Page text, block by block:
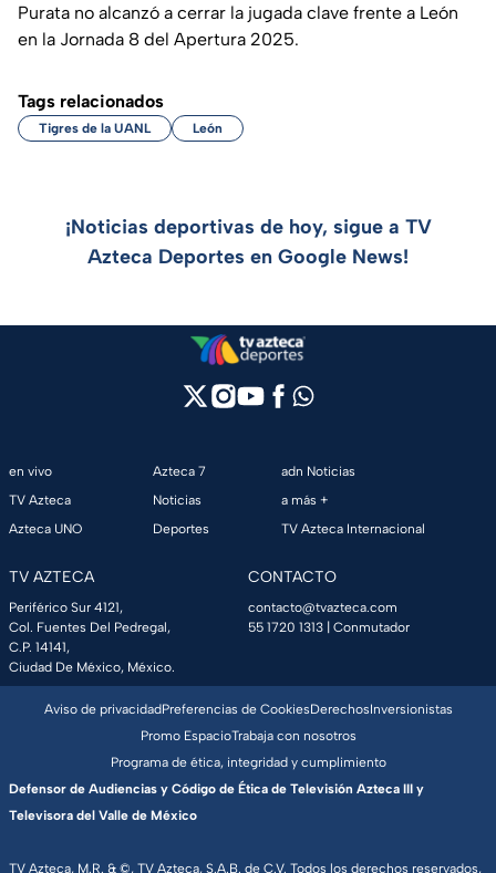
Purata no alcanzó a cerrar la jugada clave frente a León
en la Jornada 8 del Apertura 2025.
Tags relacionados
Tigres de la UANL León
¡Noticias deportivas de hoy, sigue a TV
Azteca Deportes en Google News!
en vivo
TV Azteca
Azteca UNO
Azteca 7
Noticias
Deportes
adn Noticias
a más +
TV Azteca Internacional
TV AZTECA
Periférico Sur 4121,
Col. Fuentes Del Pedregal,
C.P. 14141,
Ciudad De México, México.
CONTACTO
contacto@tvazteca.com
55 1720 1313 | Conmutador
TV Azteca, M.R. & ©, TV Azteca, S.A.B. de C.V. Todos los derechos reservados,
Aviso de privacidadPreferencias de CookiesDerechosInversionistas
Promo EspacioTrabaja con nosotros
Programa de ética, integridad y cumplimiento
Defensor de Audiencias y Código de Ética de Televisión Azteca III y
Televisora del Valle de México